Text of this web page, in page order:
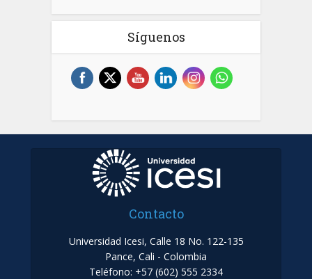
Síguenos
Contacto
Universidad Icesi, Calle 18 No. 122-135
Pance, Cali - Colombia
Teléfono: +57 (602) 555 2334